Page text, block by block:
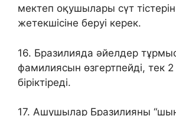
мектеп оқушылары сүт
жетекшісіне беруі керек.
16. Бразилияда әйелдер
фамилиясын өзгертпейді, тек
біріктіреді.
17. Ашушылар Бразилияны